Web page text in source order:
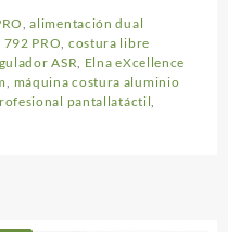
,alimentación dual
PRO costura libre
ASR Elna eXcellence
máquina costura aluminio
pantallatáctil